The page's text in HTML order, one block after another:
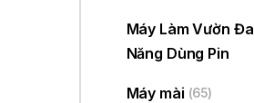
Máy Làm Vườn Đa
Năng Dùng Pin
Máy mài (65)